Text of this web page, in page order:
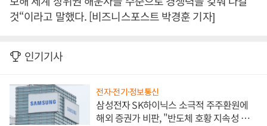
것“이라고 말했다. [비즈니스포스트 박경훈 기자]
인기기사
전자·전기·정보통신
삼성전자 SK하이닉스 소극적 주주환원에
해외 증권가 비판, "반도체 호황 지속성 의